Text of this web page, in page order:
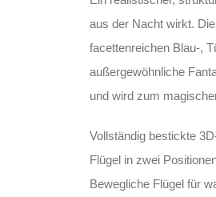
aus der Nacht wirkt.
facettenreichen Blau-,
außergewöhnliche
und wird zum
Vollständig bestickte
Flügel in zwei
Bewegliche Flügel für